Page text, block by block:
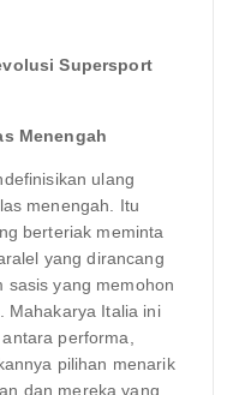
Supersport
Menengah
ulang
menengah. Itu
berteriak meminta
yang dirancang
sasis yang memohon
Mahakarya Italia ini
performa,
pilihan menarik
dan mereka yang